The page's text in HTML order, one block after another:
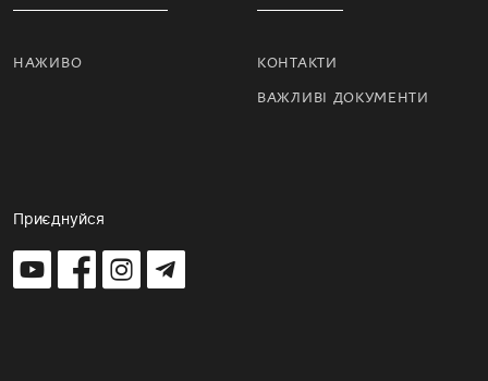
НАЖИВО КОНТАКТИ
ВАЖЛИВІ ДОКУМЕНТИ
Приєднуйся